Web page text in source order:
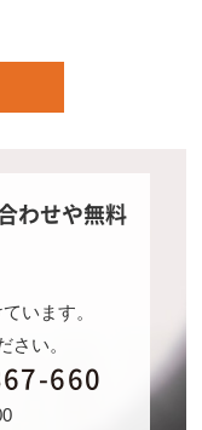
わせや無料
います。
さい。
660